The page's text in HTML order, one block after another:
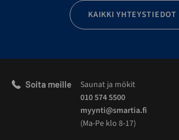
KAIKKI YHTEYSTIEDOT
Soita meille
Saunat ja mökit
010 574 5500
myynti@smartia.fi
(Ma-Pe klo 8-17)